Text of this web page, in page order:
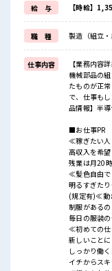
給 与 【時給】
職 種 製造（組立・
仕事内容
【業務内容
機械部品の
たものが正
で、仕事も
品情報】半
■お仕事PR
≪稼ぎたい
高収入を希望
残業は月20
≪髪色自由
明るすぎた
(規定有)≪動
制服があるの
毎日の服装
≪初めての
新しいこと
しっかり働
イチからス